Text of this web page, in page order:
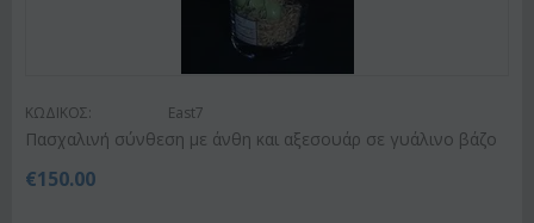
ΚΩΔΙΚΟΣ: East7
Πασχαλινή σύνθεση με άνθη και αξεσουάρ σε γυάλινο βάζο
€150.00